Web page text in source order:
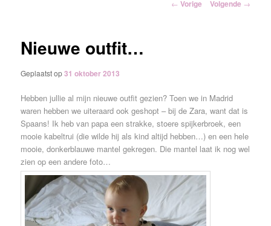
← Vorige Volgende →
Nieuwe outfit…
Geplaatst op31 oktober 2013
Hebben jullie al mijn nieuwe outfit gezien? Toen we in Madrid
waren hebben we uiteraard ook geshopt – bij de Zara, want dat is
Spaans! Ik heb van papa een strakke, stoere spijkerbroek, een
mooie kabeltrui (die wilde hij als kind altijd hebben…) en een hele
mooie, donkerblauwe mantel gekregen. Die mantel laat ik nog wel
zien op een andere foto…